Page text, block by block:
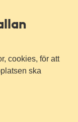
cookies, för att
ska